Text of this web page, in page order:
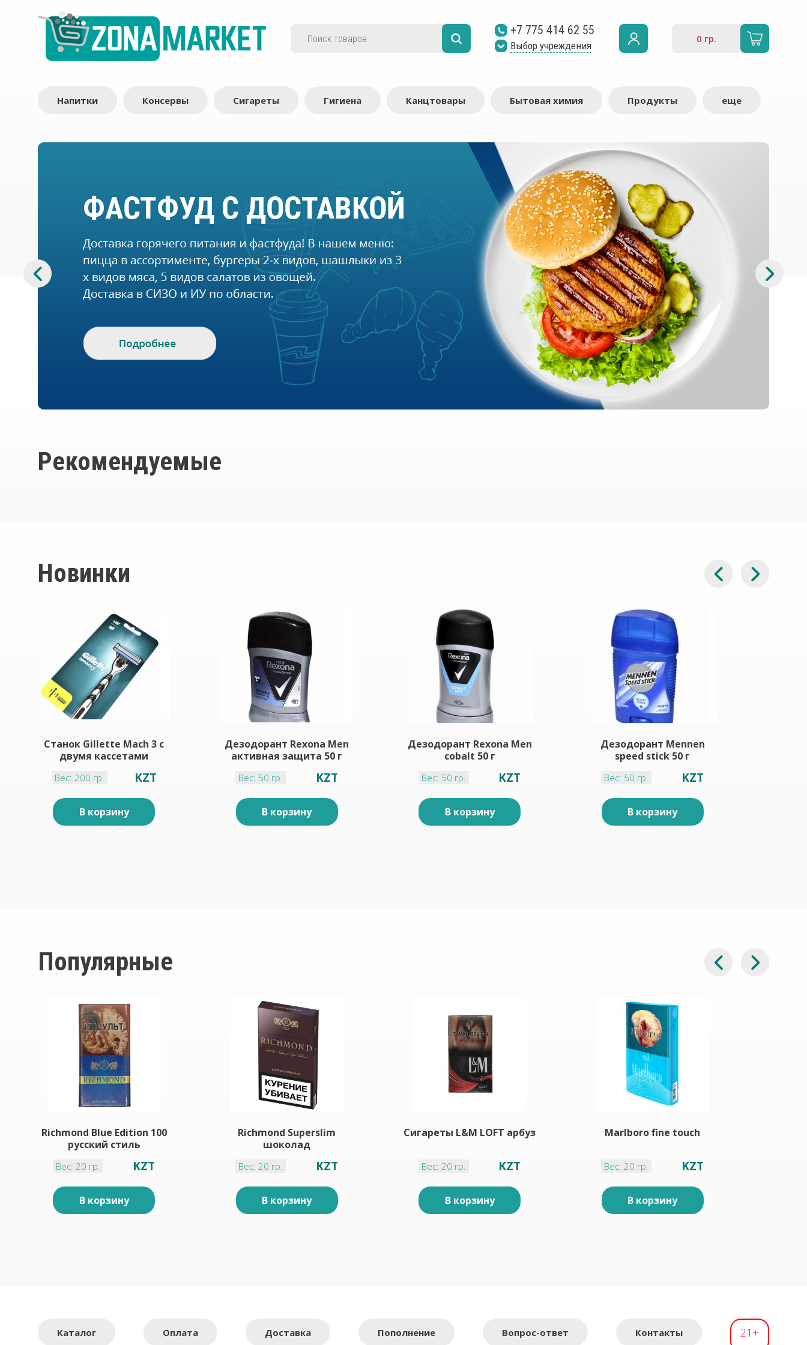
+7 775 414 62 55
Выбор учреждения
0 гр.
Напитки Консервы Сигареты Гигиена Канцтовары Бытовая химия Продукты еще
Рекомендуемые
Новинки
Станок Gillette Mach 3 с
двумя кассетами
Вес: 200 гр. KZT
В корзину
Дезодорант Rexona Men
активная защита 50 г
Вес: 50 гр. KZT
В корзину
Дезодорант Rexona Men
cobalt 50 г
Вес: 50 гр. KZT
В корзину
Дезодорант Mennen
speed stick 50 г
Вес: 50 гр. KZT
В корзину
Популярные
Richmond Blue Edition 100
русский стиль
Вес: 20 гр. KZT
В корзину
Richmond Superslim
шоколад
Вес: 20 гр. KZT
В корзину
Сигареты L&M LOFT арбуз
Вес: 20 гр. KZT
В корзину
Marlboro fine touch
Вес: 20 гр. KZT
В корзину
Каталог Оплата Доставка Пополнение Вопрос-ответ Контакты 21+